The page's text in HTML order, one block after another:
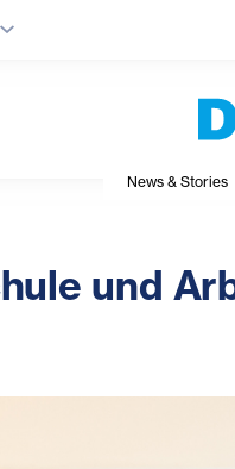
News & Stories
und